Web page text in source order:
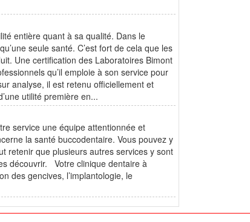
entière quant à sa qualité. Dans le
seule santé. C’est fort de cela que les
Une certification des Laboratoires Bimont
qu’il emploie à son service pour
analyse, il est retenu officiellement et
utilité première en...
service une équipe attentionnée et
la santé buccodentaire. Vous pouvez y
retenir que plusieurs autres services y sont
découvrir. Votre clinique dentaire à
des gencives, l’implantologie, le